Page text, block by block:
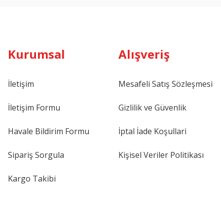
Kurumsal
İletişim
İletişim Formu
Havale Bildirim Formu
Sipariş Sorgula
Kargo Takibi
Alışveriş
Mesafeli Satış Sözleşmesi
Gizlilik ve Güvenlik
İptal İade Koşullari
Kişisel Veriler Politikası